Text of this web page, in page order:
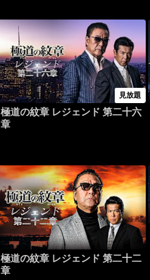
見放題
極道の紋章 レジェンド 第二十六
章
極道の紋章 レジェンド 第二十二
章